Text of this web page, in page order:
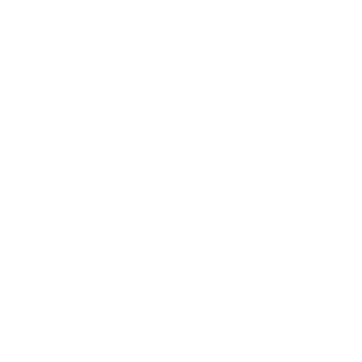
Kibana 5.0 by Packt.
him on Twitter @d_bharvi.